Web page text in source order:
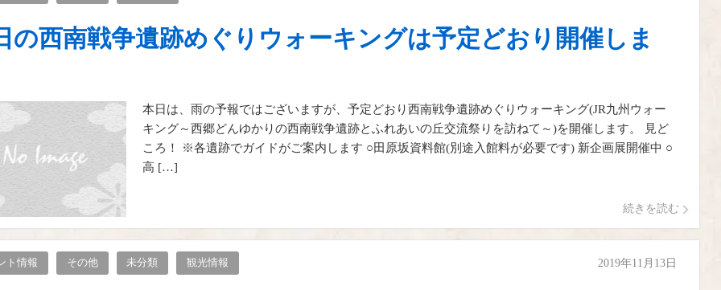
の西南戦争遺跡めぐりウォーキングは予定どおり開催しま
本日は、雨の予報ではございますが、予定どおり西南戦争遺跡めぐりウォーキング(JR九州ウォー
キング～西郷どんゆかりの西南戦争遺跡とふれあいの丘交流祭りを訪ねて～)を開催します。 見ど
ころ！ ※各遺跡でガイドがご案内します ○田原坂資料館(別途入館料が必要です) 新企画展開催中 ○
高 […]
続きを読む
ト情報 その他 未分類 観光情報 2019年11月13日